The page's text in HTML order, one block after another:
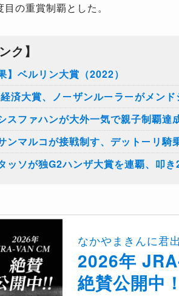
の重賞制覇とした。
ク】
】ベルリン大賞（2022）
済大賞、ノーザンルーラーがメン
スファハンが大外一気で親子制覇達
ンマルコが接戦制す、デットーリ騎
ッソが独G2ハンザ大賞を連覇、叩
なかやまきんに君
2026年
絶賛公開中